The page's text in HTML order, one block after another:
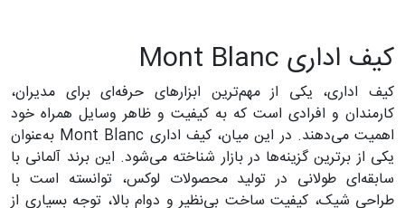
کیف اداری Mont Blanc
کیف اداری، یکی از مهم‌ترین ابزار‌های حرفه‌ای برای مدیران،
کارمندان و افرادی است که به کیفیت و ظاهر وسایل همراه خود
اهمیت می‌دهند. در این میان، کیف اداری Mont Blanc به‌عنوان
یکی از برترین گزینه‌ها در بازار شناخته می‌شود. این برند آلمانی با
سابقه‌ای طولانی در تولید محصولات لوکس، توانسته است با
طراحی شیک، کیفیت ساخت بی‌نظیر و دوام بالا، توجه بسیاری از